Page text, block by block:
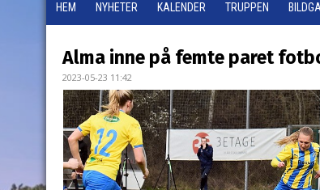
HEM NYHETER KALENDER TRUPPEN
Alma inne på femte paret
2023-05-23 11:42